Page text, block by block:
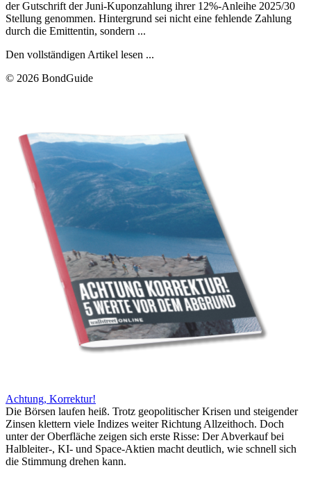
der Gutschrift der Juni-Kuponzahlung ihrer 12%-Anleihe 2025/30
Stellung genommen. Hintergrund sei nicht eine fehlende Zahlung
durch die Emittentin, sondern ...
Den vollständigen Artikel lesen ...
© 2026 BondGuide
Achtung, Korrektur!
Die Börsen laufen heiß. Trotz geopolitischer Krisen und steigender
Zinsen klettern viele Indizes weiter Richtung Allzeithoch. Doch
unter der Oberfläche zeigen sich erste Risse: Der Abverkauf bei
Halbleiter-, KI- und Space-Aktien macht deutlich, wie schnell sich
die Stimmung drehen kann.